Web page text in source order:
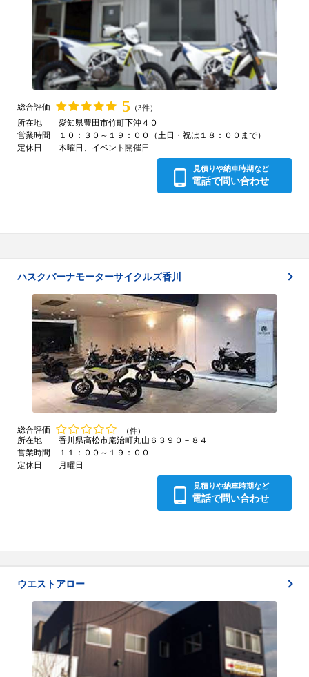
総合評価 5 （3件）
所在地
愛知県豊田市竹町下沖４０
営業時間
１０：３０～１９：００（土日・祝は１８：００まで）
定休日
木曜日、イベント開催日
見積りや納車時期など
電話で問い合わせ
ハスクバーナモーターサイクルズ香川
総合評価 （件）
所在地
香川県高松市庵治町丸山６３９０－８４
営業時間
１１：００～１９：００
定休日
月曜日
見積りや納車時期など
電話で問い合わせ
ウエストアロー
変更